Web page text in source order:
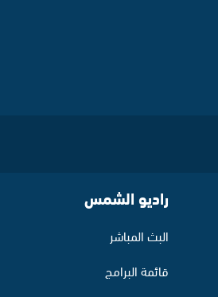
راديو الشمس
البث المباشر
قائمة البرامج